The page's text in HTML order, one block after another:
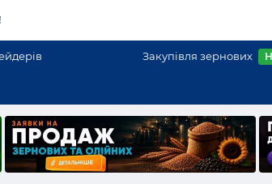
Закупівля зернових